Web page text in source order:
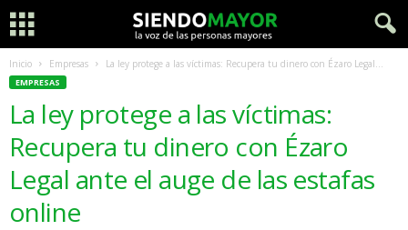
Inicio Empresas La ley protege a las víctimas: Recupera tu dinero con Ézaro Legal...
EMPRESAS
La ley protege a las víctimas:
Recupera tu dinero con Ézaro
Legal ante el auge de las estafas
online